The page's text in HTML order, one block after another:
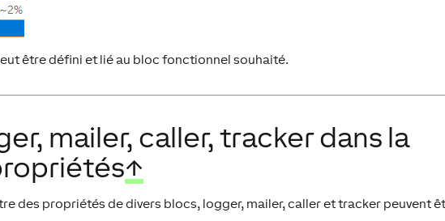
être défini et lié au bloc fonctionnel souhaité.
mailer, caller, tracker dans la
↑
des propriétés de divers blocs, logger, mailer, caller et tracker peuvent